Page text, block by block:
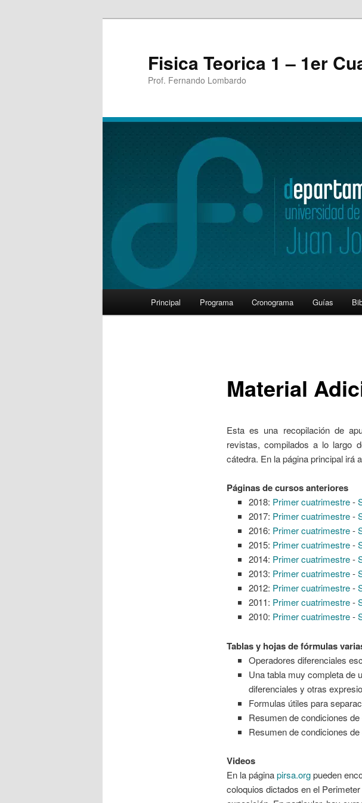
Fisica Teorica 1 – 1er
Prof. Fernando Lombardo
Skip
Principal Programa Cronograma Guías
Material
Esta es una recopilación de
revistas, compilados a lo largo
cátedra. En la página principal irá
Páginas de cursos anteriores
2018: Primer cuatrimestre-
2017: Primer cuatrimestre-
2016: Primer cuatrimestre-
2015: Primer cuatrimestre-
2014: Primer cuatrimestre-
2013: Primer cuatrimestre-
2012: Primer cuatrimestre-
2011: Primer cuatrimestre-
2010: Primer cuatrimestre-
Tablas y hojas de fórmulas
Operadores diferenciales
Una tabla muy completa de
diferenciales y otras
Formulas útiles para
Resumen de condiciones
Resumen de condiciones
Videos
En la páginapirsa.orgpueden
coloquios dictados en el